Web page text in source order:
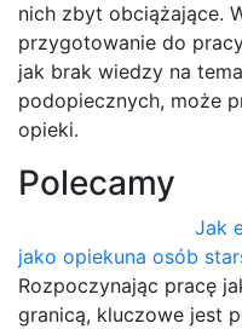
nich zbyt obciążające.
przygotowanie do
jak brak wiedzy na
podopiecznych, może
opieki.
Polecamy
Jak
jako opiekuna osób
Rozpoczynając pracę
granicą, kluczowe jest